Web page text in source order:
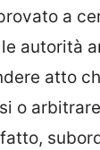
a
autorità
atto
o